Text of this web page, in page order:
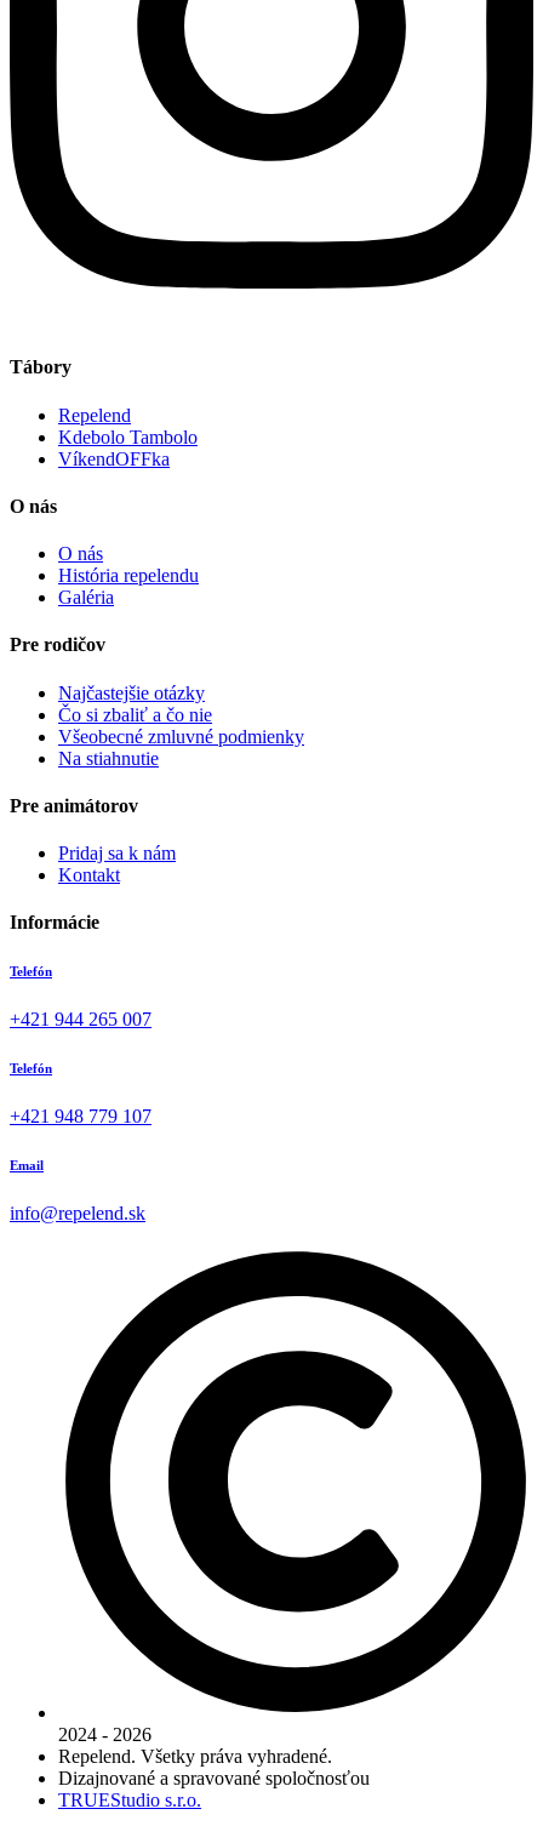
Tábory
Repelend
Kdebolo Tambolo
VíkendOFFka
O nás
O nás
História repelendu
Galéria
Pre rodičov
Najčastejšie otázky
Čo si zbaliť a čo nie
Všeobecné zmluvné podmienky
Na stiahnutie
Pre animátorov
Pridaj sa k nám
Kontakt
Informácie
Telefón
+421 944 265 007
Telefón
+421 948 779 107
Email
info@repelend.sk
2024 - 2026
Repelend. Všetky práva vyhradené.
Dizajnované a spravované spoločnosťou
TRUEStudio s.r.o.